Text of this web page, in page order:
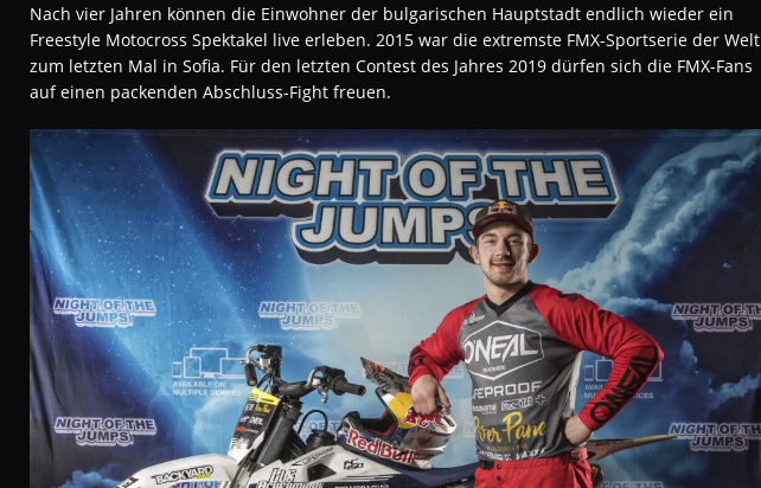
Nach vier Jahren können die Einwohner der bulgarischen Hauptstadt endlich wieder ein
Freestyle Motocross Spektakel live erleben. 2015 war die extremste FMX-Sportserie der Welt
zum letzten Mal in Sofia. Für den letzten Contest des Jahres 2019 dürfen sich die FMX-Fans
auf einen packenden Abschluss-Fight freuen.